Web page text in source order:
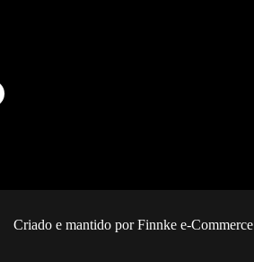
Criado e mantido por Finnke e-Commerce